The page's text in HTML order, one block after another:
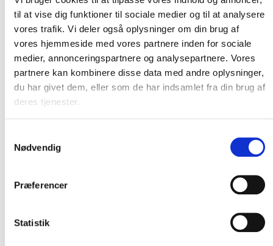
til at vise dig funktioner til sociale medier og til at analysere
vores trafik. Vi deler også oplysninger om din brug af
vores hjemmeside med vores partnere inden for sociale
medier, annonceringspartnere og analysepartnere. Vores
partnere kan kombinere disse data med andre oplysninger,
du har givet dem, eller som de har indsamlet fra din brug af
deres tjenester.
Nødvendig
Præferencer
Statistik
versprechen, und liefern wie vereinbart – jedes Mal.
Ihr professioneller Partner
Einfach zu buchen Vertrieb
möglich sein. Sie können den Transport über unser
Online-
geben
Sie einfach den Absender und Empfänger, das gewünschte
Güter und eventuelle Sonderwünsche an. Wir kümmern uns